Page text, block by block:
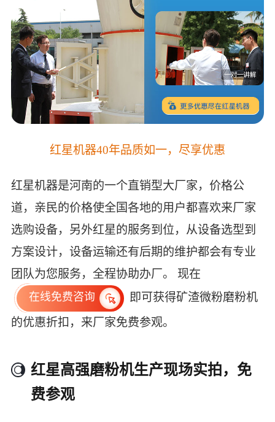
红星机器40年品质如一，尽享优惠
红星机器是河南的一个直销型大厂家，价格公
道，亲民的价格使全国各地的用户都喜欢来厂家
选购设备，另外红星的服务到位，从设备选型到
方案设计，设备运输还有后期的维护都会有专业
团队为您服务，全程协助办厂。 现在
在线免费咨询
即可获得矿渣微粉磨粉机
的优惠折扣，来厂家免费参观。
红星高强磨粉机生产现场实拍，免
费参观